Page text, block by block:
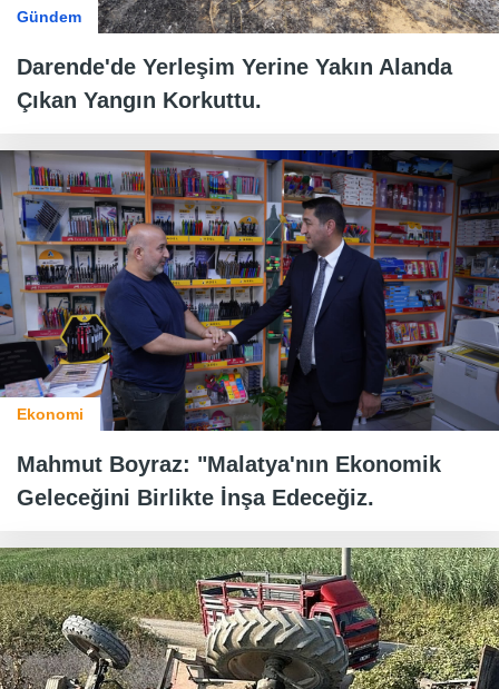
Gündem
Darende'de Yerleşim Yerine Yakın Alanda
Çıkan Yangın Korkuttu.
Ekonomi
Mahmut Boyraz: "Malatya'nın Ekonomik
Geleceğini Birlikte İnşa Edeceğiz.